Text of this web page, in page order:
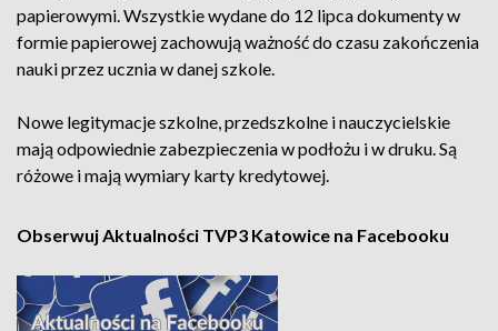
papierowymi. Wszystkie wydane do 12 lipca dokumenty w
formie papierowej zachowują ważność do czasu zakończenia
nauki przez ucznia w danej szkole.
Nowe legitymacje szkolne, przedszkolne i nauczycielskie
mają odpowiednie zabezpieczenia w podłożu i w druku. Są
różowe i mają wymiary karty kredytowej.
Obserwuj Aktualności TVP3 Katowice na Facebooku